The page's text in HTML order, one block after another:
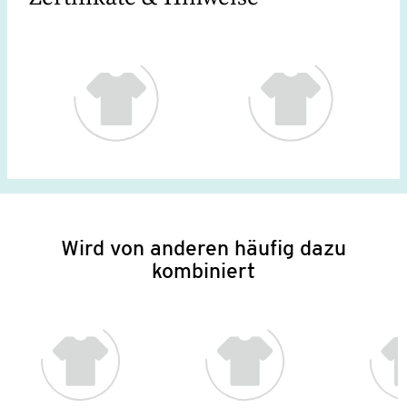
Wird von anderen häufig dazu
kombiniert